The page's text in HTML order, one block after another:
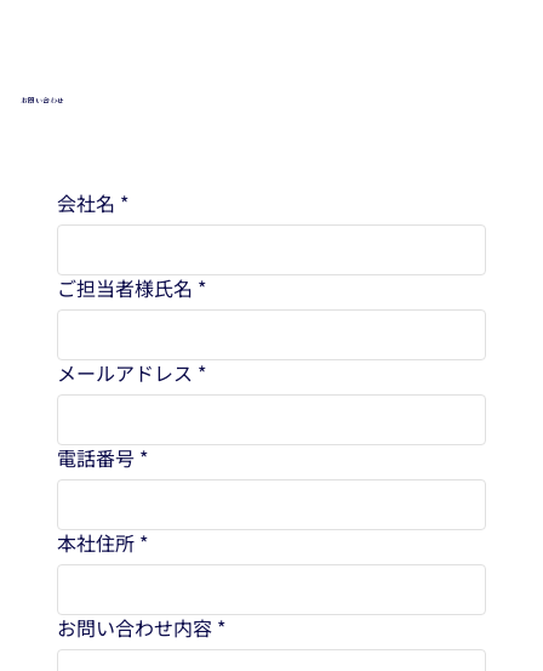
お問い合わせ
会社名 *
ご担当者様氏名 *
メールアドレス *
電話番号 *
本社住所 *
お問い合わせ内容 *